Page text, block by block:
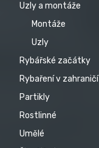
Uzly a montáže
Montáže
Uzly
Rybářské začátky
Rybaření v zahraničí
Partikly
Rostlinné
Umělé